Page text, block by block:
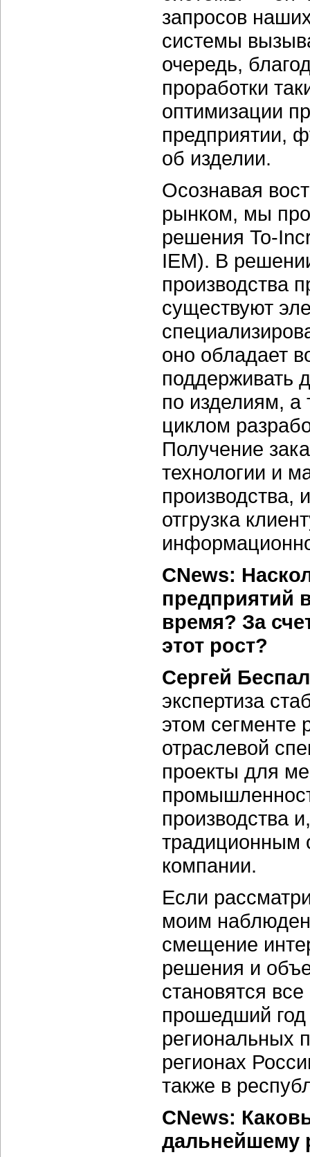
запросов
системы
очередь,
проработки
оптимизации
предприятии,
об изделии.
Осознавая
рынком, мы
решения To-
IEM). В
производства
существуют
оно обладает
поддерживать
по изделиям,
циклом
Получение
технологии и
производства,
отгрузка
CNews:
предприятий
время? За
этот рост?
Сергей
экспертиза
этом сегменте
отраслевой
проекты для
производства
традиционным
компании.
Если
моим
смещение
решения и
становятся
прошедший год
региональных
регионах
также в
CNews:
дальнейшему